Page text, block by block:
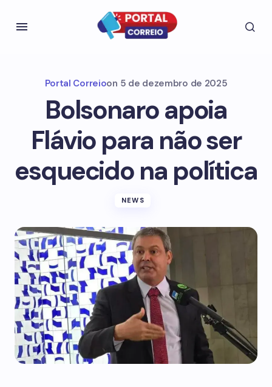
Portal Correioon 5 de dezembro de 2025
Bolsonaro apoia
Flávio para não ser
esquecido na política
NEWS